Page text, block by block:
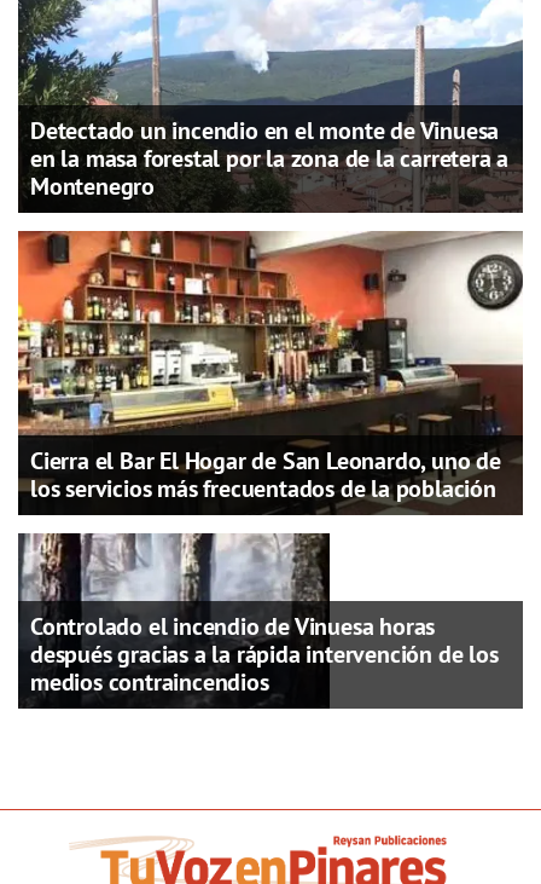
Detectado un incendio en el monte de Vinuesa
en la masa forestal por la zona de la carretera a
Montenegro
Cierra el Bar El Hogar de San Leonardo, uno de
los servicios más frecuentados de la población
Controlado el incendio de Vinuesa horas
después gracias a la rápida intervención de los
medios contraincendios